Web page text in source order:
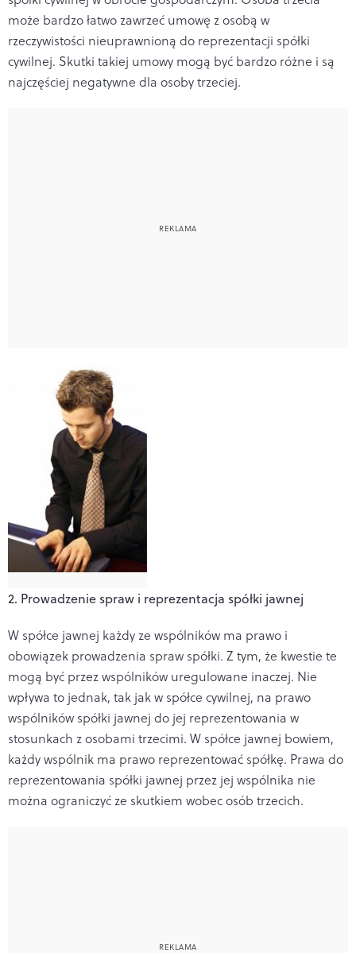
może bardzo łatwo zawrzeć umowę z osobą w
rzeczywistości nieuprawnioną do reprezentacji spółki
cywilnej. Skutki takiej umowy mogą być bardzo różne i są
najczęściej negatywne dla osoby trzeciej.
2. Prowadzenie spraw i reprezentacja spółki jawnej
W spółce jawnej każdy ze wspólników ma prawo i
obowiązek prowadzenia spraw spółki. Z tym, że kwestie te
mogą być przez wspólników uregulowane inaczej. Nie
wpływa to jednak, tak jak w spółce cywilnej, na prawo
wspólników spółki jawnej do jej reprezentowania w
stosunkach z osobami trzecimi. W spółce jawnej bowiem,
każdy wspólnik ma prawo reprezentować spółkę. Prawa do
reprezentowania spółki jawnej przez jej wspólnika nie
można ograniczyć ze skutkiem wobec osób trzecich.